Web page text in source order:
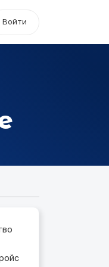
Войти